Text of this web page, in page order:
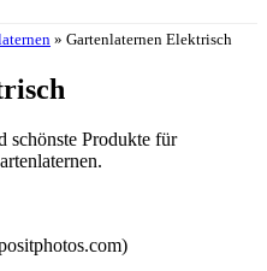
» Gartenlaternen Elektrisch
schönste Produkte für